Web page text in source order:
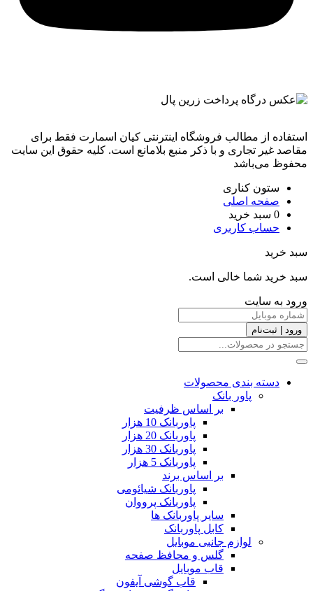
استفاده از مطالب فروشگاه اینترنتی کیان اسمارت فقط برای
مقاصد غیر تجاری و با ذکر منبع بلامانع است. کليه حقوق اين سايت
محفوظ می‌باشد
ستون کناری
صفحه اصلی
0 سبد خرید
حساب کاربری
سبد خرید
سبد خرید شما خالی است.
ورود به سایت
ورود | ثبت‌نام
دسته بندی محصولات
پاور بانک
بر اساس ظرفیت
پاوربانک 10 هزار
پاوربانک 20 هزار
پاوربانک 30 هزار
پاوربانک 5 هزار
بر اساس برند
پاوربانک شیائومی
پاوربانک پرووان
سایر پاوربانک ها
کابل پاوربانک
لوازم جانبی موبایل
گلس و محافظ صفحه
قاب موبایل
قاب گوشی آیفون